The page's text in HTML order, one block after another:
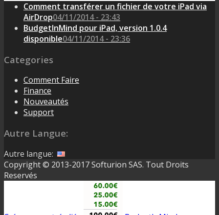
Comment transférer un fichier de votre iPad via
AirDrop04/11/2014 - 23:43
BudgetInMind pour iPad, version 1.0.4
disponible04/11/2014 - 23:36
Categories
Comment Faire
Finance
Nouveautés
Support
Autre Langue:
Autre langue:
Copyright © 2013-2017 Softurion SAS. Tout Droits
Reservés